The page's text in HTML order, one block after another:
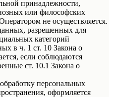
принадлежности,
или философских
не осуществляется.
разрешенных для
категорий
в ч. 1 ст. 10 Закона о
если соблюдаются
ст. 10.1 Закона о
персональных
оформляется